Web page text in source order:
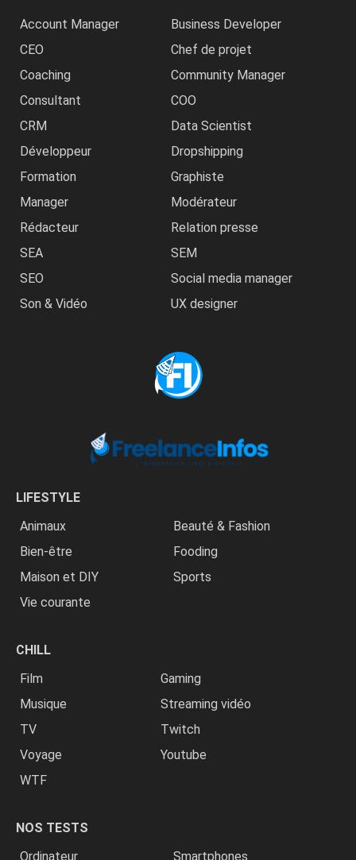
Account Manager
Business Developer
CEO
Chef de projet
Coaching
Community Manager
Consultant
COO
CRM
Data Scientist
Développeur
Dropshipping
Formation
Graphiste
Manager
Modérateur
Rédacteur
Relation presse
SEA
SEM
SEO
Social media manager
Son & Vidéo
UX designer
LIFESTYLE
Animaux
Beauté & Fashion
Bien-être
Fooding
Maison et DIY
Sports
Vie courante
CHILL
Film
Gaming
Musique
Streaming vidéo
TV
Twitch
Voyage
Youtube
WTF
NOS TESTS
Ordinateur
Smartphones